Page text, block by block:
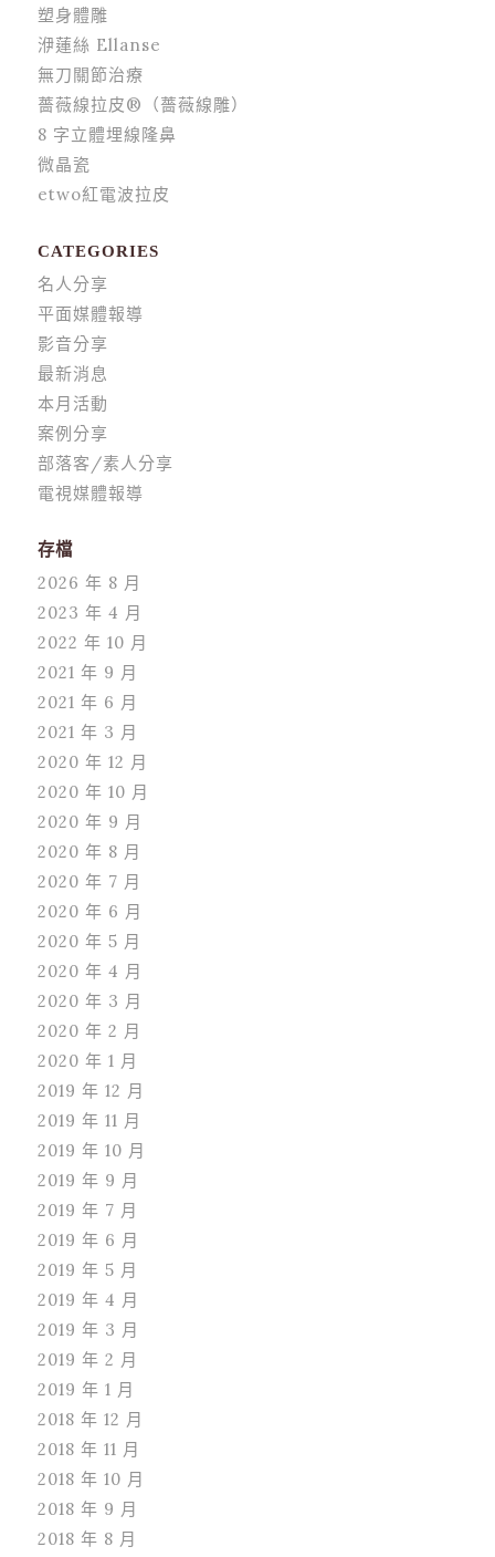
塑身體雕
洢蓮絲 Ellanse
無刀關節治療
薔薇線拉皮®（薔薇線雕）
8 字立體埋線隆鼻
微晶瓷
etwo紅電波拉皮
CATEGORIES
名人分享
平面媒體報導
影音分享
最新消息
本月活動
案例分享
部落客/素人分享
電視媒體報導
存檔
2026 年 8 月
2023 年 4 月
2022 年 10 月
2021 年 9 月
2021 年 6 月
2021 年 3 月
2020 年 12 月
2020 年 10 月
2020 年 9 月
2020 年 8 月
2020 年 7 月
2020 年 6 月
2020 年 5 月
2020 年 4 月
2020 年 3 月
2020 年 2 月
2020 年 1 月
2019 年 12 月
2019 年 11 月
2019 年 10 月
2019 年 9 月
2019 年 7 月
2019 年 6 月
2019 年 5 月
2019 年 4 月
2019 年 3 月
2019 年 2 月
2019 年 1 月
2018 年 12 月
2018 年 11 月
2018 年 10 月
2018 年 9 月
2018 年 8 月